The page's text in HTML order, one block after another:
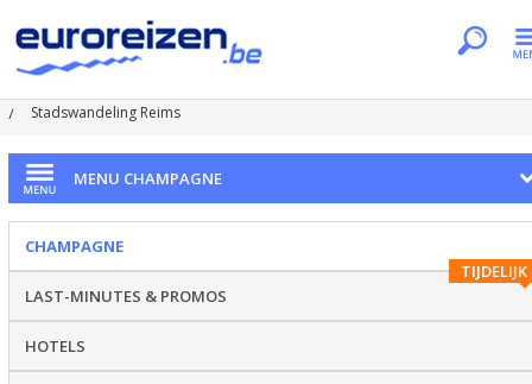
Stadswandeling Reims
MENU CHAMPAGNE
CHAMPAGNE
TIJDELIJK
LAST-MINUTES & PROMOS
HOTELS